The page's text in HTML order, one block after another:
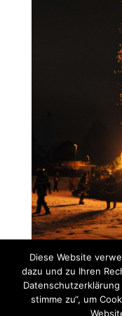
Diese Website
dazu und zu Ihren
Datenschutzerklärung
stimme zu“, um